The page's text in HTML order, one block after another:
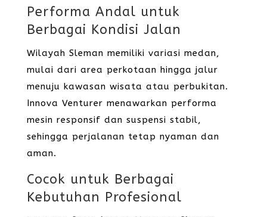
Performa Andal untuk
Berbagai Kondisi Jalan
Wilayah Sleman memiliki variasi medan,
mulai dari area perkotaan hingga jalur
menuju kawasan wisata atau perbukitan.
Innova Venturer menawarkan performa
mesin responsif dan suspensi stabil,
sehingga perjalanan tetap nyaman dan
aman.
Cocok untuk Berbagai
Kebutuhan Profesional